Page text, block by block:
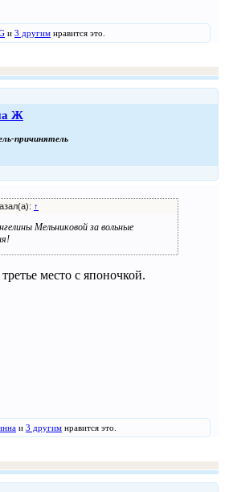
и 3 другим нравится это.
Ж
причинятель
↑
Мельниковой за вольные
место с японочкой.
и 3 другим нравится это.